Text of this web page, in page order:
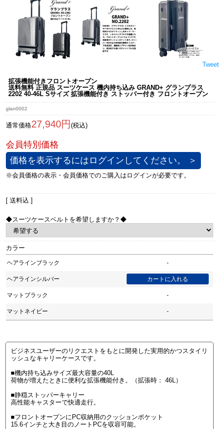
Tweet
拡張機能付きフロントオープン
送料無料 正規品 スーツケース 機内持ち込み GRAND+ グランプラス
2202 40-46L Sサイズ 拡張機能付き ストッパー付き フロントオープン
glan0002
通常価格27,940円 (税込)
価格を表示するにはログインしてください。 ＞
[ 送料込 ]
◆スーツケースベルトを希望しますか？◆
カラー
ヘアラインブラック -
ヘアラインシルバー
マットブラック -
マットネイビー -
ビジネスユーザーのリクエストをもとに開発した実用的かつスタイリ
ッシュなキャリーケースです。
■機内持ち込みサイズ最大容量の40L
荷物が増えたときに便利な拡張機能付き。（拡張時： 46L）
■静穏ストッパーキャリー
高性能キャスターで快適走行。
■フロントオープンにPC収納用のクッションポケット
15.6インチと大き目のノートPCを収容可能。